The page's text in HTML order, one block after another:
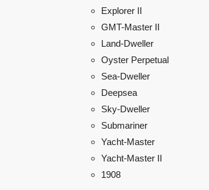
Explorer II
GMT-Master II
Land-Dweller
Oyster Perpetual
Sea-Dweller
Deepsea
Sky-Dweller
Submariner
Yacht-Master
Yacht-Master II
1908